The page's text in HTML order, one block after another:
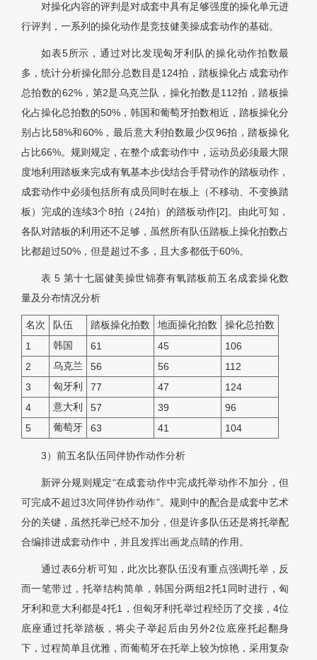
对操化内容的评判是对成套中具有足够强度的操化单元进
行评判，一系列的操化动作是竞技健美操成套动作的基础。
如表5所示，通过对比发现匈牙利队的操化动作拍数最
多，统计分析操化部分总数目是124拍，踏板操化占成套动作
总拍数的62%，第2是乌克兰队，操化拍数是112拍，踏板操
化占操化总拍数的50%，韩国和葡萄牙拍数相近，踏板操化分
别占比58%和60%，最后意大利拍数最少仅96拍，踏板操化
占比66%。规则规定，在整个成套动作中，运动员必须最大限
度地利用踏板来完成有氧基本步伐结合手臂动作的踏板动作，
成套动作中必须包括所有成员同时在板上（不移动、不变换踏
板）完成的连续3个8拍（24拍）的踏板动作[2]。由此可知，
各队对踏板的利用还不足够，虽然所有队伍踏板上操化拍数占
比都超过50%，但是超过不多，且大多都低于60%。
表 5 第十七届健美操世锦赛有氧踏板前五名成套操化数
量及分布情况分析
名次 队伍 踏板操化拍数 地面操化拍数
操化总拍数
1
韩国 61 45
106
2
乌克兰 56 56
112
3
匈牙利 77 47
124
4
意大利 57 39
96
5
葡萄牙 63 41 104
3）前五名队伍同伴协作动作分析
新评分规则规定“在成套动作中完成托举动作不加分，但
可完成不超过3次同伴协作动作”。规则中的配合是成套中艺术
分的关键，虽然托举已经不加分，但是许多队伍还是将托举配
合编排进成套动作中，并且发挥出画龙点睛的作用。
通过表6分析可知，此次比赛队伍没有重点强调托举，反
而一笔带过，托举结构简单，韩国分两组2托1同时进行，匈
牙利和意大利都是4托1，但匈牙利托举过程经历了交接，4位
底座通过托举踏板，将尖子举起后由另外2位底座托起翻身
下，过程简单且优雅，而葡萄牙在托举上较为惊艳，采用复杂